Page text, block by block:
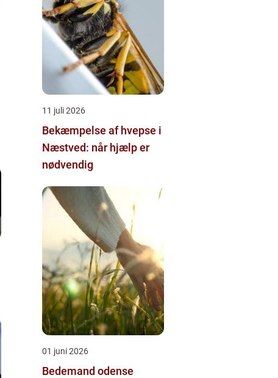
11 juli 2026
Bekæmpelse af hvepse i
Næstved: når hjælp er
nødvendig
01 juni 2026
Bedemand odense